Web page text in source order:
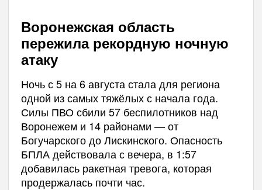
Воронежская область
пережила рекордную ночную
атаку
Ночь с 5 на 6 августа стала для региона
одной из самых тяжёлых с начала года.
Силы ПВО сбили 57 беспилотников над
Воронежем и 14 районами — от
Богучарского до Лискинского. Опасность
БПЛА действовала с вечера, в 1:57
добавилась ракетная тревога, которая
продержалась почти час.